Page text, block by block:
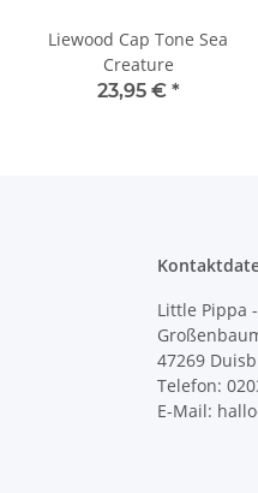
Liewood Cap Tone Sea
Creature
23,95 € *
Little Pippa
47269
Telefon:
E-Mail: